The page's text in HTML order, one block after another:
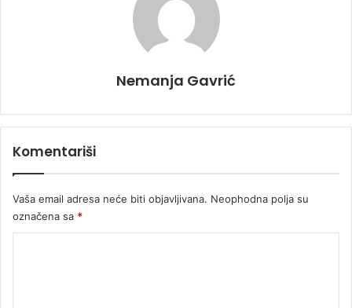
Nemanja Gavrić
Komentariši
Vaša email adresa neće biti objavljivana. Neophodna polja su
označena sa *